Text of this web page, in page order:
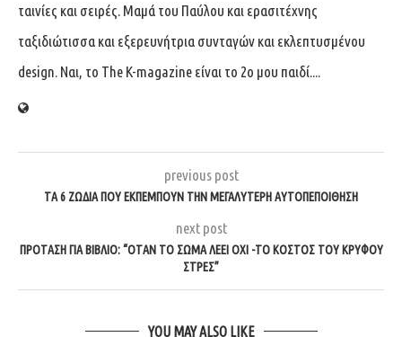
ταινίες και σειρές. Μαμά του Παύλου και ερασιτέχνης
ταξιδιώτισσα και εξερευνήτρια συνταγών και εκλεπτυσμένου
design. Ναι, το The K-magazine είναι το 2ο μου παιδί....
previous post
ΤΑ 6 ΖΏΔΙΑ ΠΟΥ ΕΚΠΈΜΠΟΥΝ ΤΗΝ ΜΕΓΑΛΎΤΕΡΗ ΑΥΤΟΠΕΠΟΊΘΗΣΗ
next post
ΠΡΌΤΑΣΗ ΓΙΑ ΒΙΒΛΊΟ: “ΌΤΑΝ ΤΟ ΣΏΜΑ ΛΈΕΙ ΌΧΙ -ΤΟ ΚΌΣΤΟΣ ΤΟΥ ΚΡΥΦΟΎ
ΣΤΡΕΣ”
YOU MAY ALSO LIKE